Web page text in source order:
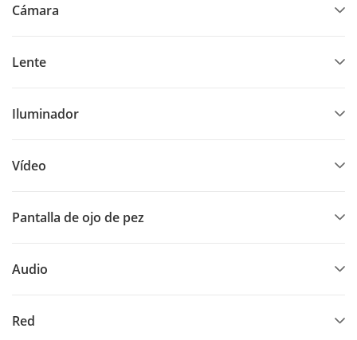
Cámara
Lente
Iluminador
Vídeo
Pantalla de ojo de pez
Audio
Red